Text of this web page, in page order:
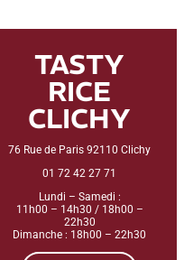
TASTY
RICE
CLICHY
76 Rue de Paris 92110 Clichy
01 72 42 27 71
Lundi – Samedi :
11h00 – 14h30 / 18h00 –
22h30
Dimanche : 18h00 – 22h30